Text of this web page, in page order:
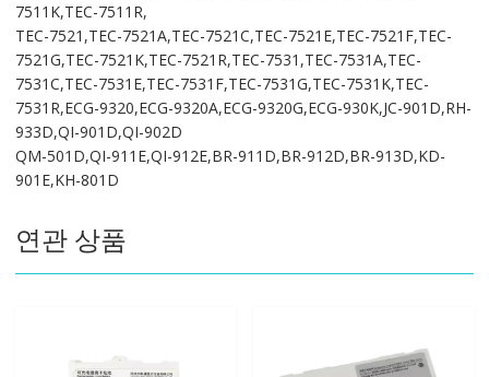
7511K,TEC-7511R,
TEC-7521,TEC-7521A,TEC-7521C,TEC-7521E,TEC-7521F,TEC-
7521G,TEC-7521K,TEC-7521R,TEC-7531,TEC-7531A,TEC-
7531C,TEC-7531E,TEC-7531F,TEC-7531G,TEC-7531K,TEC-
7531R,ECG-9320,ECG-9320A,ECG-9320G,ECG-930K,JC-901D,RH-
933D,QI-901D,QI-902D
QM-501D,QI-911E,QI-912E,BR-911D,BR-912D,BR-913D,KD-
901E,KH-801D
연관 상품